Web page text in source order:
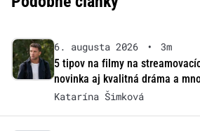
6. augusta 2026 •
3m
5 tipov na filmy na
novinka aj kvalitná dráma a
Katarína Šimková